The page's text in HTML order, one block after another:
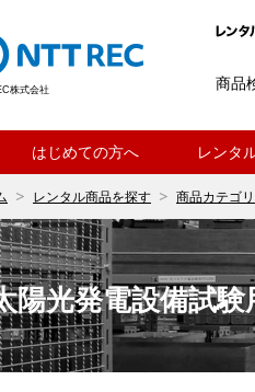
株式会社 商品
はじめての方へ レンタ
レンタル商品を探す 商品カテゴ
陽光発電設備試験